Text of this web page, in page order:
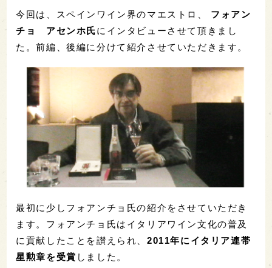
今回は、スペインワイン界のマエストロ、 フォアン
チョ アセンホ氏にインタビューさせて頂きまし
た。前編、後編に分けて紹介させていただきます。
最初に少しフォアンチョ氏の紹介をさせていただき
ます。フォアンチョ氏はイタリアワイン文化の普及
に貢献したことを讃えられ、2011年にイタリア連帯
星勲章を受賞 しました。